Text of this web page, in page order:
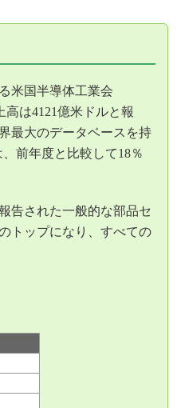
米国半導体工業会
高は4121億米ドルと報
最大のデータベースを持
前年度と比較して18％
告された一般的な部品セ
トップになり、すべての